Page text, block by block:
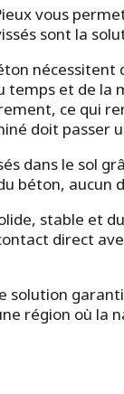
vous
sont la
temps et de
ce qui
doit passer
dans le sol
béton,
stable et
direct
solution
région où la